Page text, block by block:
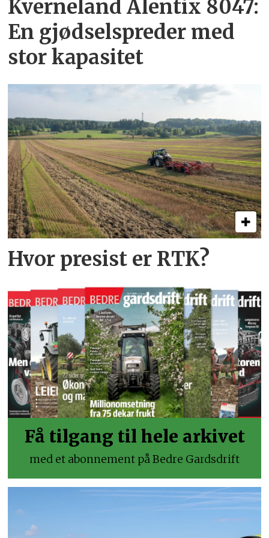
Kverneland Alentix 8047:
En gjødsel­spreder med
stor kapasitet
Hvor presist er RTK?
Få tilgang til hele arkivet
med et abonnement på Bedre Gardsdrift